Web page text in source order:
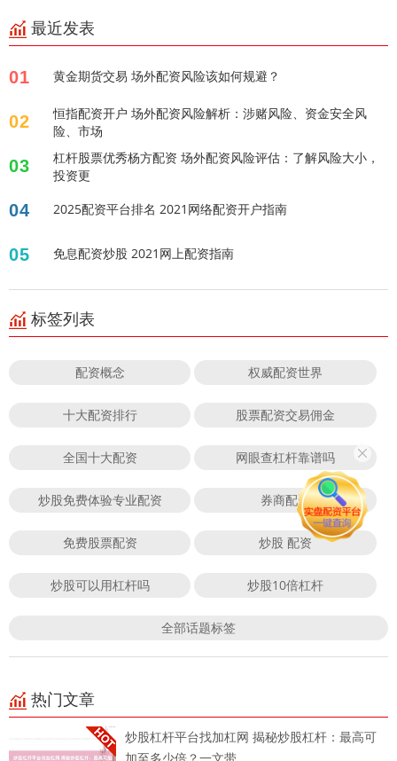
最近发表
01 黄金期货交易 场外配资风险该如何规避？
02
恒指配资开户 场外配资风险解析：涉赌风险、资金安全风
险、市场
03
杠杆股票优秀杨方配资 场外配资风险评估：了解风险大小，
投资更
04 2025配资平台排名 2021网络配资开户指南
05 免息配资炒股 2021网上配资指南
标签列表
配资概念 权威配资世界
十大配资排行 股票配资交易佣金
全国十大配资 网眼查杠杆靠谱吗
炒股免费体验专业配资 券商配资
免费股票配资 炒股 配资
炒股可以用杠杆吗 炒股10倍杠杆
全部话题标签
热门文章
炒股杠杆平台找加杠网 揭秘炒股杠杆：最高可
加至多少倍？一文带